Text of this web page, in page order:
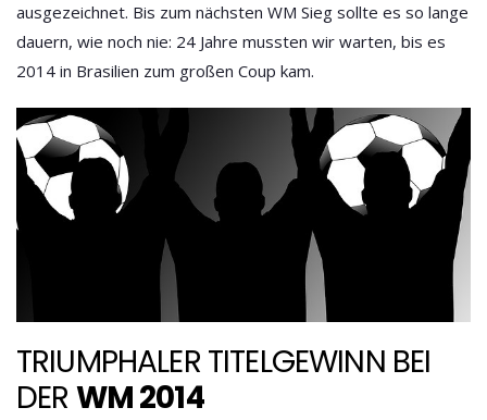
ausgezeichnet. Bis zum nächsten WM Sieg sollte es so lange
dauern, wie noch nie: 24 Jahre mussten wir warten, bis es
2014 in Brasilien zum großen Coup kam.
TRIUMPHALER TITELGEWINN BEI
DER WM 2014